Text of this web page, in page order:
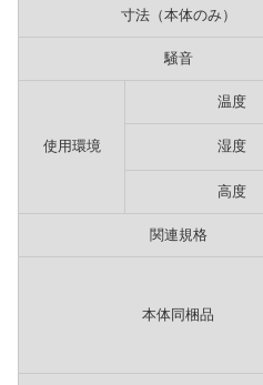
寸法（本体のみ）
騒音
使用環境
温度
湿度
高度
関連規格
本体同梱品